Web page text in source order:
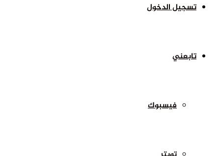
تسجيل الدخول
تابعني
فيسبوك